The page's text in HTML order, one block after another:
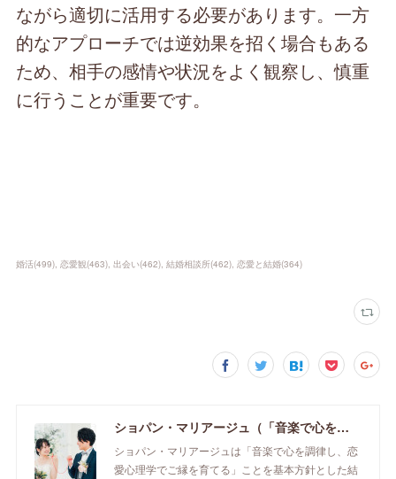
ながら適切に活用する必要があります。一方
的なアプローチでは逆効果を招く場合もある
ため、相手の感情や状況をよく観察し、慎重
に行うことが重要です。
婚活(499) 恋愛観(463) 出会い(462) 結婚相談所(462) 恋愛と結婚(364)
ショパン・マリアージュ（「音楽で心を調律し恋愛心理学でご縁を育てる」釧路市の結婚相談所）/ 全国結婚相談事業者連盟正規加盟店 / cherry-piano.com
ショパン・マリアージュは「音楽で心を調律し、恋
愛心理学でご縁を育てる」ことを基本方針とした結